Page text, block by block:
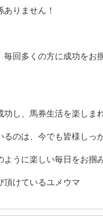
りません！
回多くの方に成功をお
功し、馬券生活を楽し
のは、今でも皆様しっ
うに楽しい毎日をお掴
頂けているユメウマ